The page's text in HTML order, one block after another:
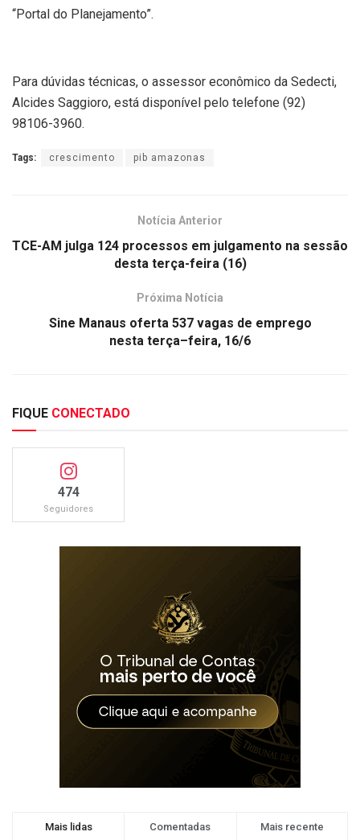
“Portal do Planejamento”.
Para dúvidas técnicas, o assessor econômico da Sedecti,
Alcides Saggioro, está disponível pelo telefone (92)
98106-3960.
Tags: crescimento pib amazonas
Notícia Anterior
TCE-AM julga 124 processos em julgamento na sessão
desta terça-feira (16)
Próxima Notícia
Sine Manaus oferta 537 vagas de emprego
nesta terça–feira, 16/6
FIQUE CONECTADO
474
Seguidores
Mais lidas Comentadas Mais recente